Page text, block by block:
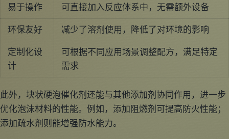
易于操作
可直接加入反应体系中，无需额外设备
环保友好
减少了溶剂使用，降低了对环境的影响
定制化设
计
可根据不同应用场景调整配方，满足特定
需求
此外，块状硬泡催化剂还能与其他添加剂协同作用，进一步
优化泡沫材料的性能。例如，添加阻燃剂可提高防火性能；
添加疏水剂则能增强防水能力。